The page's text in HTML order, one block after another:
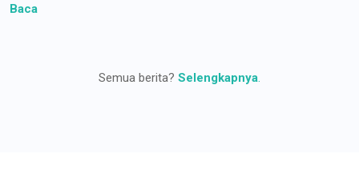
Baca
Semua berita? Selengkapnya